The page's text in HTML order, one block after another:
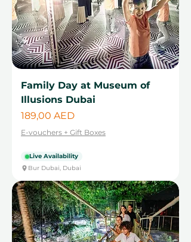
Family Day at Museum of
Illusions Dubai
Cena
189,00 AED
E-vouchers + Gift Boxes
Live Availability
Bur Dubai, Dubai